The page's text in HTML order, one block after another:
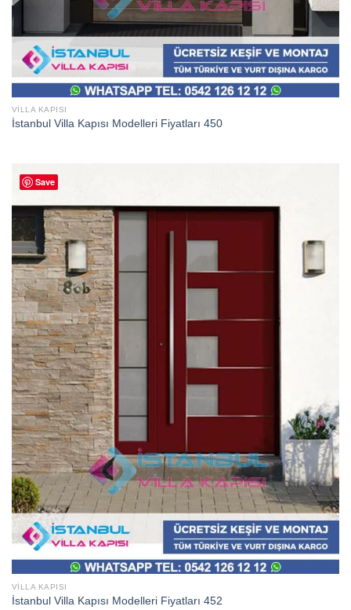
VILLA KAPISI
İstanbul Villa Kapısı Modelleri Fiyatları 450
Save
VILLA KAPISI
İstanbul Villa Kapısı Modelleri Fiyatları 452